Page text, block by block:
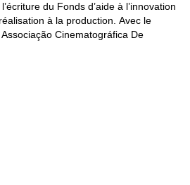
du Fonds d’aide à l’innovation
à la production. Avec le
Associação Cinematográfica De